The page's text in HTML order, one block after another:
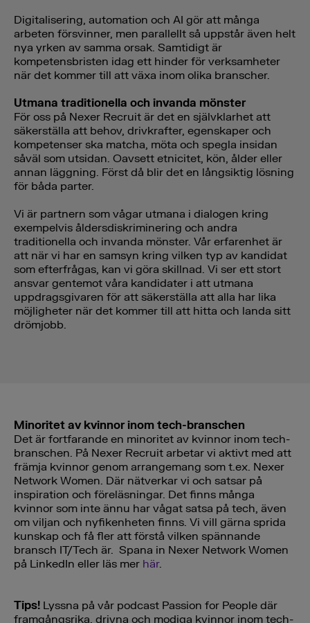
Digitalisering, automation och AI gör att många
arbeten försvinner, men parallellt så uppstår även helt
nya yrken av samma orsak. Samtidigt är
kompetensbristen idag ett hinder för verksamheter
när det kommer till att växa inom olika branscher.
Utmana traditionella och invanda mönster
För oss på Nexer Recruit är det en självklarhet att
säkerställa att behov, drivkrafter, egenskaper och
kompetenser ska matcha, möta och spegla insidan
såväl som utsidan. Oavsett etnicitet, kön, ålder eller
annan läggning. Först då blir det en långsiktig lösning
för båda parter.
Vi är partnern som vågar utmana i dialogen kring
exempelvis åldersdiskriminering och andra
traditionella och invanda mönster. Vår erfarenhet är
att när vi har en samsyn kring vilken typ av kandidat
som efterfrågas, kan vi göra skillnad. Vi ser ett stort
ansvar gentemot våra kandidater i att utmana
uppdragsgivaren för att säkerställa att alla har lika
möjligheter när det kommer till att hitta och landa sitt
drömjobb.
Minoritet av kvinnor inom tech-branschen
Det är fortfarande en minoritet av kvinnor inom tech-
branschen. På Nexer Recruit arbetar vi aktivt med att
främja kvinnor genom arrangemang som t.ex. Nexer
Network Women. Där nätverkar vi och satsar på
inspiration och föreläsningar. Det finns många
kvinnor som inte ännu har vågat satsa på tech, även
om viljan och nyfikenheten finns. Vi vill gärna sprida
kunskap och få fler att förstå vilken spännande
bransch IT/Tech är. Spana in Nexer Network Women
på LinkedIn eller läs mer här.
Tips! Lyssna på vår podcast Passion for People där
framgångsrika, drivna och modiga kvinnor inom tech-